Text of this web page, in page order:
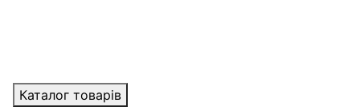
Каталог товарів